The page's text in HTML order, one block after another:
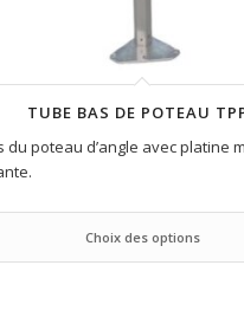
TUBE BAS DE POTEAU
du poteau d’angle avec platine
Choix des options